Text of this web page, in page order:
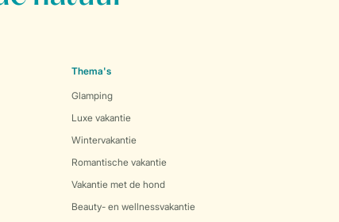
Thema's
Glamping
Luxe vakantie
Wintervakantie
Romantische vakantie
Vakantie met de hond
Beauty- en wellnessvakantie